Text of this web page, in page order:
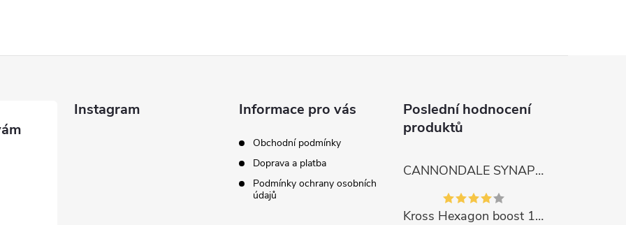
Instagram Informace pro vás
Obchodní podmínky
Doprava a platba
Podmínky ochrany osobních
údajů
Poslední hodnocení
produktů
CANNONDALE SYNAPSE CARBON 4
Kross Hexagon boost 1.0 500Wh 2023